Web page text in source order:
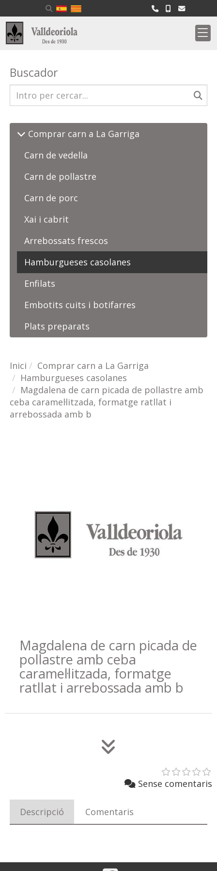
Buscador
Comprar carn a La Garriga
Carn de vedella
Carn de pollastre
Carn de porc
Xai i cabrit
Arrebossats frescos
Hamburgueses casolanes
Enfilats
Embotits cuits i botifarres
Plats preparats
Inici
Comprar carn a La Garriga
Hamburgueses casolanes
Magdalena de carn picada de pollastre amb
ceba caramel·litzada, formatge ratllat i
arrebossada amb b
Magdalena de carn picada de
pollastre amb ceba
caramel·litzada, formatge
ratllat i arrebossada amb b
Sense comentaris
Descripció Comentaris